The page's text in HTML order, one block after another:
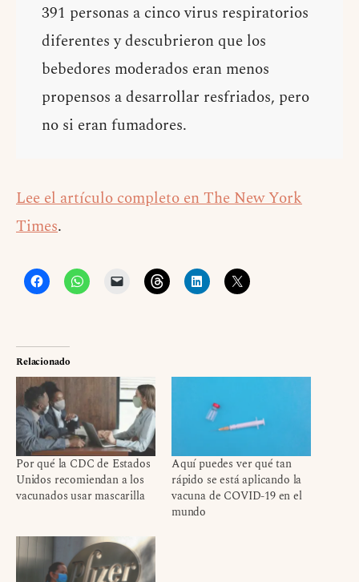
391 personas a cinco virus respiratorios
diferentes y descubrieron que los
bebedores moderados eran menos
propensos a desarrollar resfriados, pero
no si eran fumadores.
Lee el artículo completo en The New York
Times.
Relacionado
Por qué la CDC de Estados
Unidos recomiendan a los
vacunados usar mascarilla
Aquí puedes ver qué tan
rápido se está aplicando la
vacuna de COVID-19 en el
mundo